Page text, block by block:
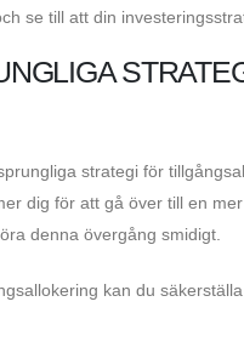
se till att din
strategi för
dig för att gå över till en
denna övergång smidigt.
kan du